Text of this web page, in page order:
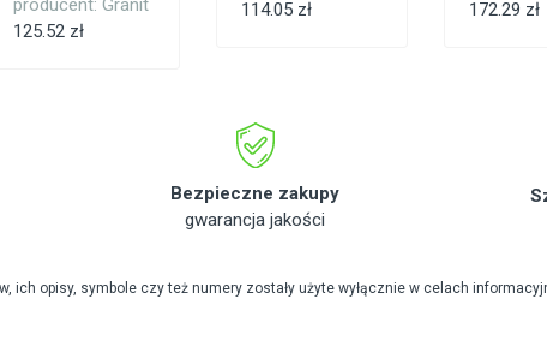
producent: Granit
125.52 zł
114.05 zł
172.29 zł
Bezpieczne zakupy
gwarancja jakości
ich opisy, symbole czy też numery zostały użyte wyłącznie w celach